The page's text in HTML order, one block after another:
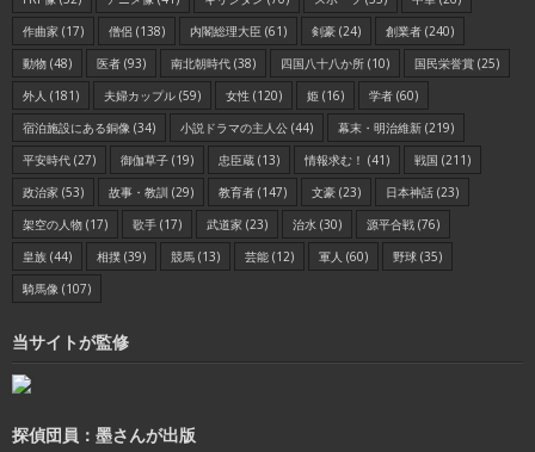
作曲家 (17) 僧侶 (138) 内閣総理大臣 (61) 剣豪 (24) 創業者 (240)
動物 (48) 医者 (93) 南北朝時代 (38) 四国八十八か所 (10) 国民栄誉賞 (25)
外人 (181) 夫婦カップル (59) 女性 (120) 姫 (16) 学者 (60)
宿泊施設にある銅像 (34) 小説ドラマの主人公 (44) 幕末・明治維新 (219)
平安時代 (27) 御伽草子 (19) 忠臣蔵 (13) 情報求む！ (41) 戦国 (211)
政治家 (53) 故事・教訓 (29) 教育者 (147) 文豪 (23) 日本神話 (23)
架空の人物 (17) 歌手 (17) 武道家 (23) 治水 (30) 源平合戦 (76)
皇族 (44) 相撲 (39) 競馬 (13) 芸能 (12) 軍人 (60) 野球 (35)
騎馬像 (107)
当サイトが監修
探偵団員：墨さんが出版